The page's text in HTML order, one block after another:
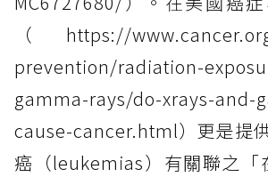
（https://
prevention/radiation-
gamma-rays/do-xrays-and-
cause-cancer.html）更是提
癌（leukemias）有關聯之「